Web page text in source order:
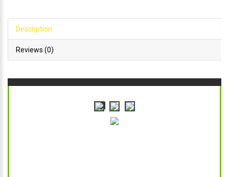
Description
Reviews (0)